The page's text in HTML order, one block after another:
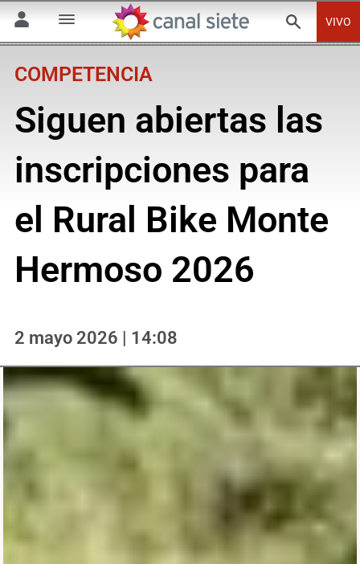
VIVO
COMPETENCIA
Siguen abiertas las
inscripciones para
el Rural Bike Monte
Hermoso 2026
2 mayo 2026 | 14:08